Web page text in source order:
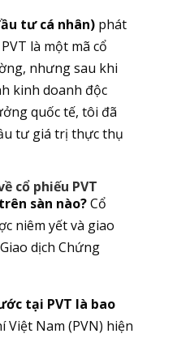
tư cá nhân)phát
là một mã cổ
nhưng sau khi
kinh doanh độc
quốc tế, tôi đã
tư giá trị thực thụ
cổ phiếu PVT
sàn nào?Cổ
niêm yết và giao
dịch Chứng
tại PVT là bao
Nam (PVN) hiện